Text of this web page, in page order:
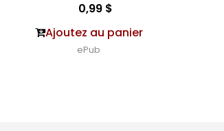
0,99 $
Ajoutez au panier
ePub